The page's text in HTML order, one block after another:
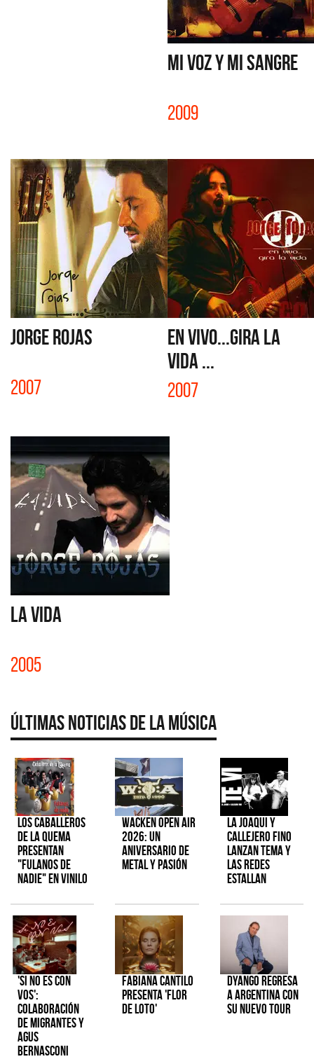
MI VOZ Y MI SANGRE
2009
JORGE ROJAS
2007
EN VIVO...GIRA LA
VIDA ...
2007
LA VIDA
2005
Últimas Noticias de la Música
Los Caballeros
de la Quema
presentan
"Fulanos de
Nadie" en vinilo
Wacken Open Air
2026: Un
aniversario de
metal y pasión
La Joaqui y
Callejero Fino
lanzan tema y
las redes
estallan
'Si No Es Con
Vos':
colaboración
de Migrantes y
Agus
Bernasconi
Fabiana Cantilo
presenta 'Flor
de Loto'
Dyango regresa
a Argentina con
su nuevo tour